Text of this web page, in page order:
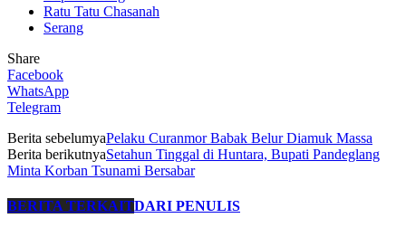
Ratu Tatu Chasanah
Serang
Share
Facebook
WhatsApp
Telegram
Berita sebelumyaPelaku Curanmor Babak Belur Diamuk Massa
Berita berikutnyaSetahun Tinggal di Huntara, Bupati Pandeglang
Minta Korban Tsunami Bersabar
BERITA TERKAITDARI PENULIS